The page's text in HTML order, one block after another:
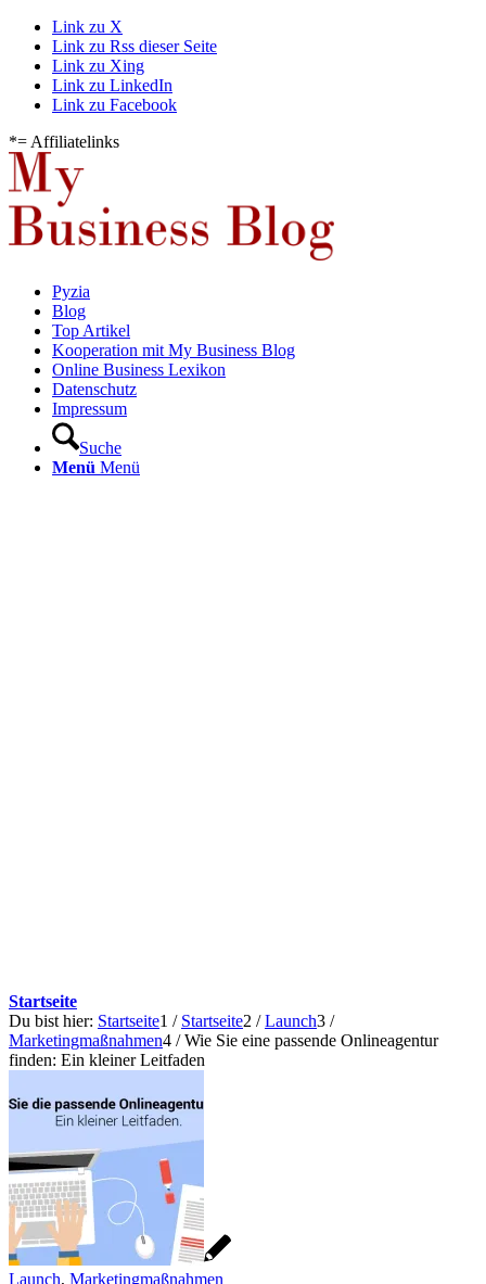
Link zu X
Link zu Rss dieser Seite
Link zu Xing
Link zu LinkedIn
Link zu Facebook
*= Affiliatelinks
Pyzia
Blog
Top Artikel
Kooperation mit My Business Blog
Online Business Lexikon
Datenschutz
Impressum
Suche
Menü Menü
Startseite
Du bist hier: Startseite1 / Startseite2 / Launch3 /
Marketingmaßnahmen4 / Wie Sie eine passende Onlineagentur
finden: Ein kleiner Leitfaden
Launch, Marketingmaßnahmen